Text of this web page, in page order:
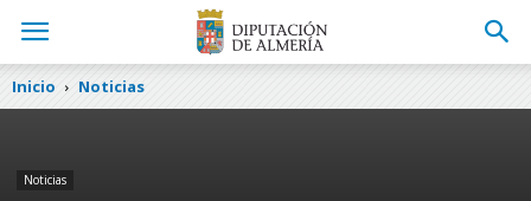
Inicio Noticias
Noticias